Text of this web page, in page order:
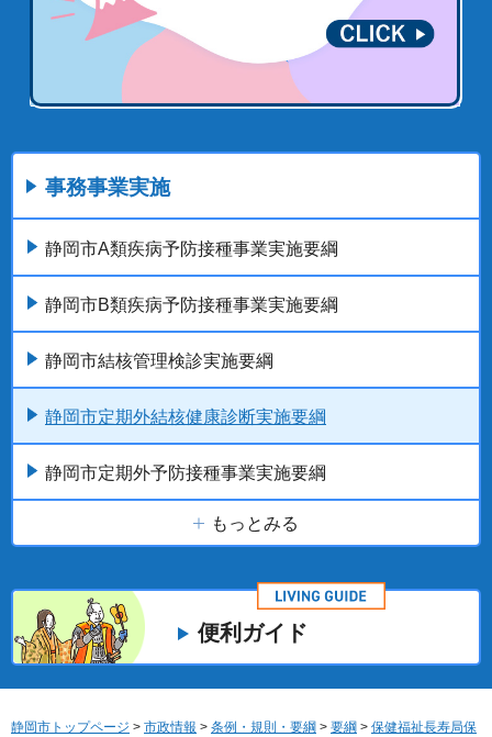
事務事業実施
静岡市A類疾病予防接種事業実施要綱
静岡市B類疾病予防接種事業実施要綱
静岡市結核管理検診実施要綱
静岡市定期外結核健康診断実施要綱
静岡市定期外予防接種事業実施要綱
もっとみる
便利ガイド
静岡市トップページ > 市政情報 > 条例・規則・要綱 > 要綱 > 保健福祉長寿局保